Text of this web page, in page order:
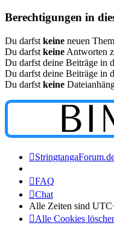
Berechtigungen in
Du darfst keine neuen
Du darfst keine Antworten
Du darfst deine Beiträge in
Du darfst deine Beiträge in
Du darfst keine
FAQ
Chat
Alle Zeiten sind
Alle Cookies